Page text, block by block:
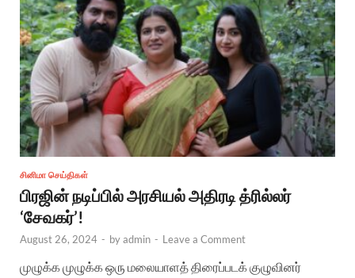
சினிமா செய்திகள்
பிரஜின் நடிப்பில் அரசியல் அதிரடி த்ரில்லர்
‘சேவகர்’!
August 26, 2024 - byadmin - Leave a Comment
முழுக்க முழுக்க ஒரு மலையாளத் திரைப்படக் குழுவினர்